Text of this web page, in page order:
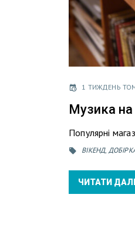
1 ТИЖДЕНЬ
Музика на
Популярні
ВІКЕНД,
ЧИТАТИ ДАЛІ